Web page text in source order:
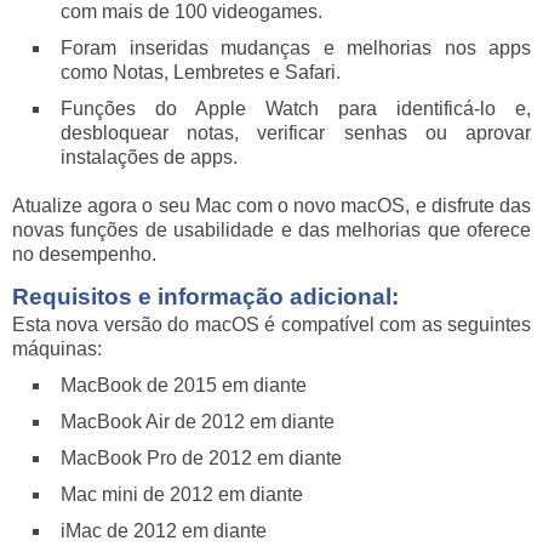
com mais de 100 videogames.
Foram inseridas mudanças e melhorias nos apps
como Notas, Lembretes e Safari.
Funções do Apple Watch para identificá-lo e,
desbloquear notas, verificar senhas ou aprovar
instalações de apps.
Atualize agora o seu Mac com o novo macOS, e disfrute das
novas funções de usabilidade e das melhorias que oferece
no desempenho.
Requisitos e informação adicional:
Esta nova versão do macOS é compatível com as seguintes
máquinas:
MacBook de 2015 em diante
MacBook Air de 2012 em diante
MacBook Pro de 2012 em diante
Mac mini de 2012 em diante
iMac de 2012 em diante